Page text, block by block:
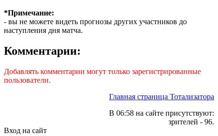
*Примечание:
- вы не можете видеть прогнозы других участников до
наступления дня матча.
Комментарии:
Добавлять комментарии могут только зарегистрированные
пользователи.
Главная страница Тотализатора
В 06:58 на сайте присутствуют:
зрителей - 96.
Вход на сайт